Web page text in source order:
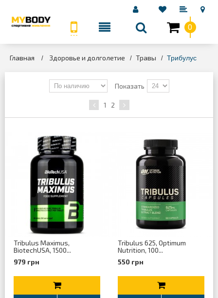
0
Главная > Здоровье и долголетие > Травы > Трибулус
КАТЕГОРИИ
Показать
1 2
Tribulus Maximus,
BiotechUSA, 1500...
979 грн
Tribulus 625, Optimum
Nutrition, 100...
550 грн